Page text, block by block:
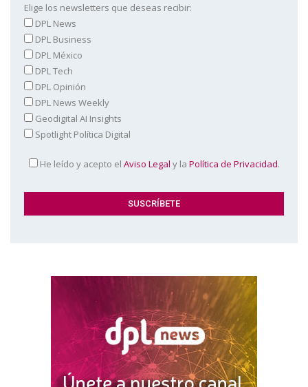
Elige los newsletters que deseas recibir:
DPL News
DPL Business
DPL México
DPL Tech
DPL Opinión
DPL News Weekly
Geodigital AI Insights
Spotlight Política Digital
He leído y acepto el Aviso Legal y la Política de Privacidad.